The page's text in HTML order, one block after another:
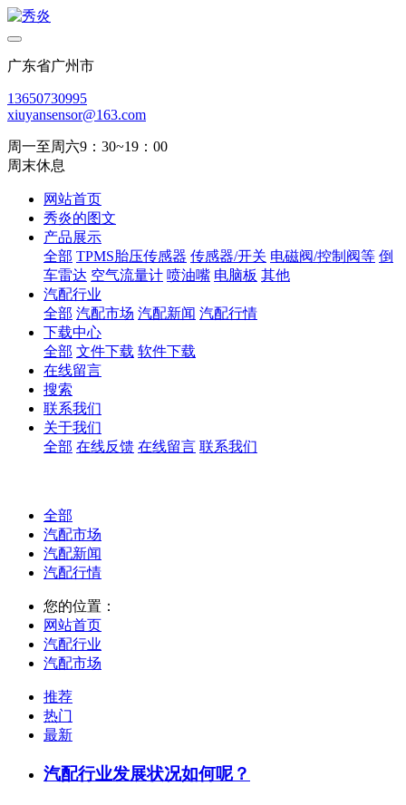
广东省广州市
13650730995
xiuyansensor@163.com
周一至周六9：30~19：00
周末休息
网站首页
秀炎的图文
产品展示
全部 TPMS胎压传感器 传感器/开关 电磁阀/控制阀等 倒
车雷达 空气流量计 喷油嘴 电脑板 其他
汽配行业
全部 汽配市场 汽配新闻 汽配行情
下载中心
全部 文件下载 软件下载
在线留言
搜索
联系我们
关于我们
全部 在线反馈 在线留言 联系我们
全部
汽配市场
汽配新闻
汽配行情
您的位置：
网站首页
汽配行业
汽配市场
推荐
热门
最新
汽配行业发展状况如何呢？